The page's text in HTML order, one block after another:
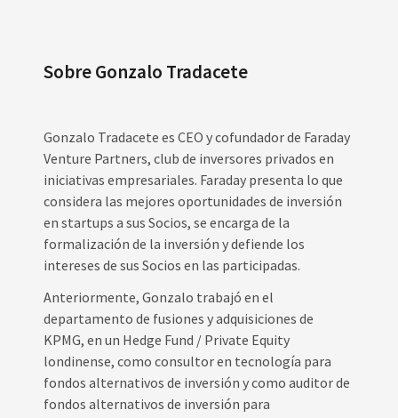
Sobre Gonzalo Tradacete
Gonzalo Tradacete es CEO y cofundador de Faraday
Venture Partners, club de inversores privados en
iniciativas empresariales. Faraday presenta lo que
considera las mejores oportunidades de inversión
en startups a sus Socios, se encarga de la
formalización de la inversión y defiende los
intereses de sus Socios en las participadas.
Anteriormente, Gonzalo trabajó en el
departamento de fusiones y adquisiciones de
KPMG, en un Hedge Fund / Private Equity
londinense, como consultor en tecnología para
fondos alternativos de inversión y como auditor de
fondos alternativos de inversión para